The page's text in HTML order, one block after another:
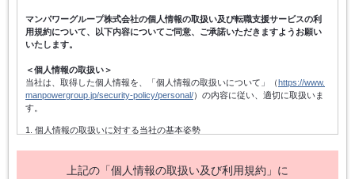
マンパワーグループ株式会社の個人情報の取扱い及び転職支援サービスの利
用規約について、以下内容についてご同意、ご承諾いただきますようお願い
いたします。
＜個人情報の取扱い＞
当社は、取得した個人情報を、「個人情報の取扱いについて」（ https://www.
manpowergroup.jp/security-policy/personal/）の内容に従い、適切に取扱いま
す。
1. 個人情報の取扱いに対する当社の基本姿勢
ます。また、個人情報の取得にあたっては、適法かつ公正な手段によって
上記の「個人情報の取扱い及び利用規約」に